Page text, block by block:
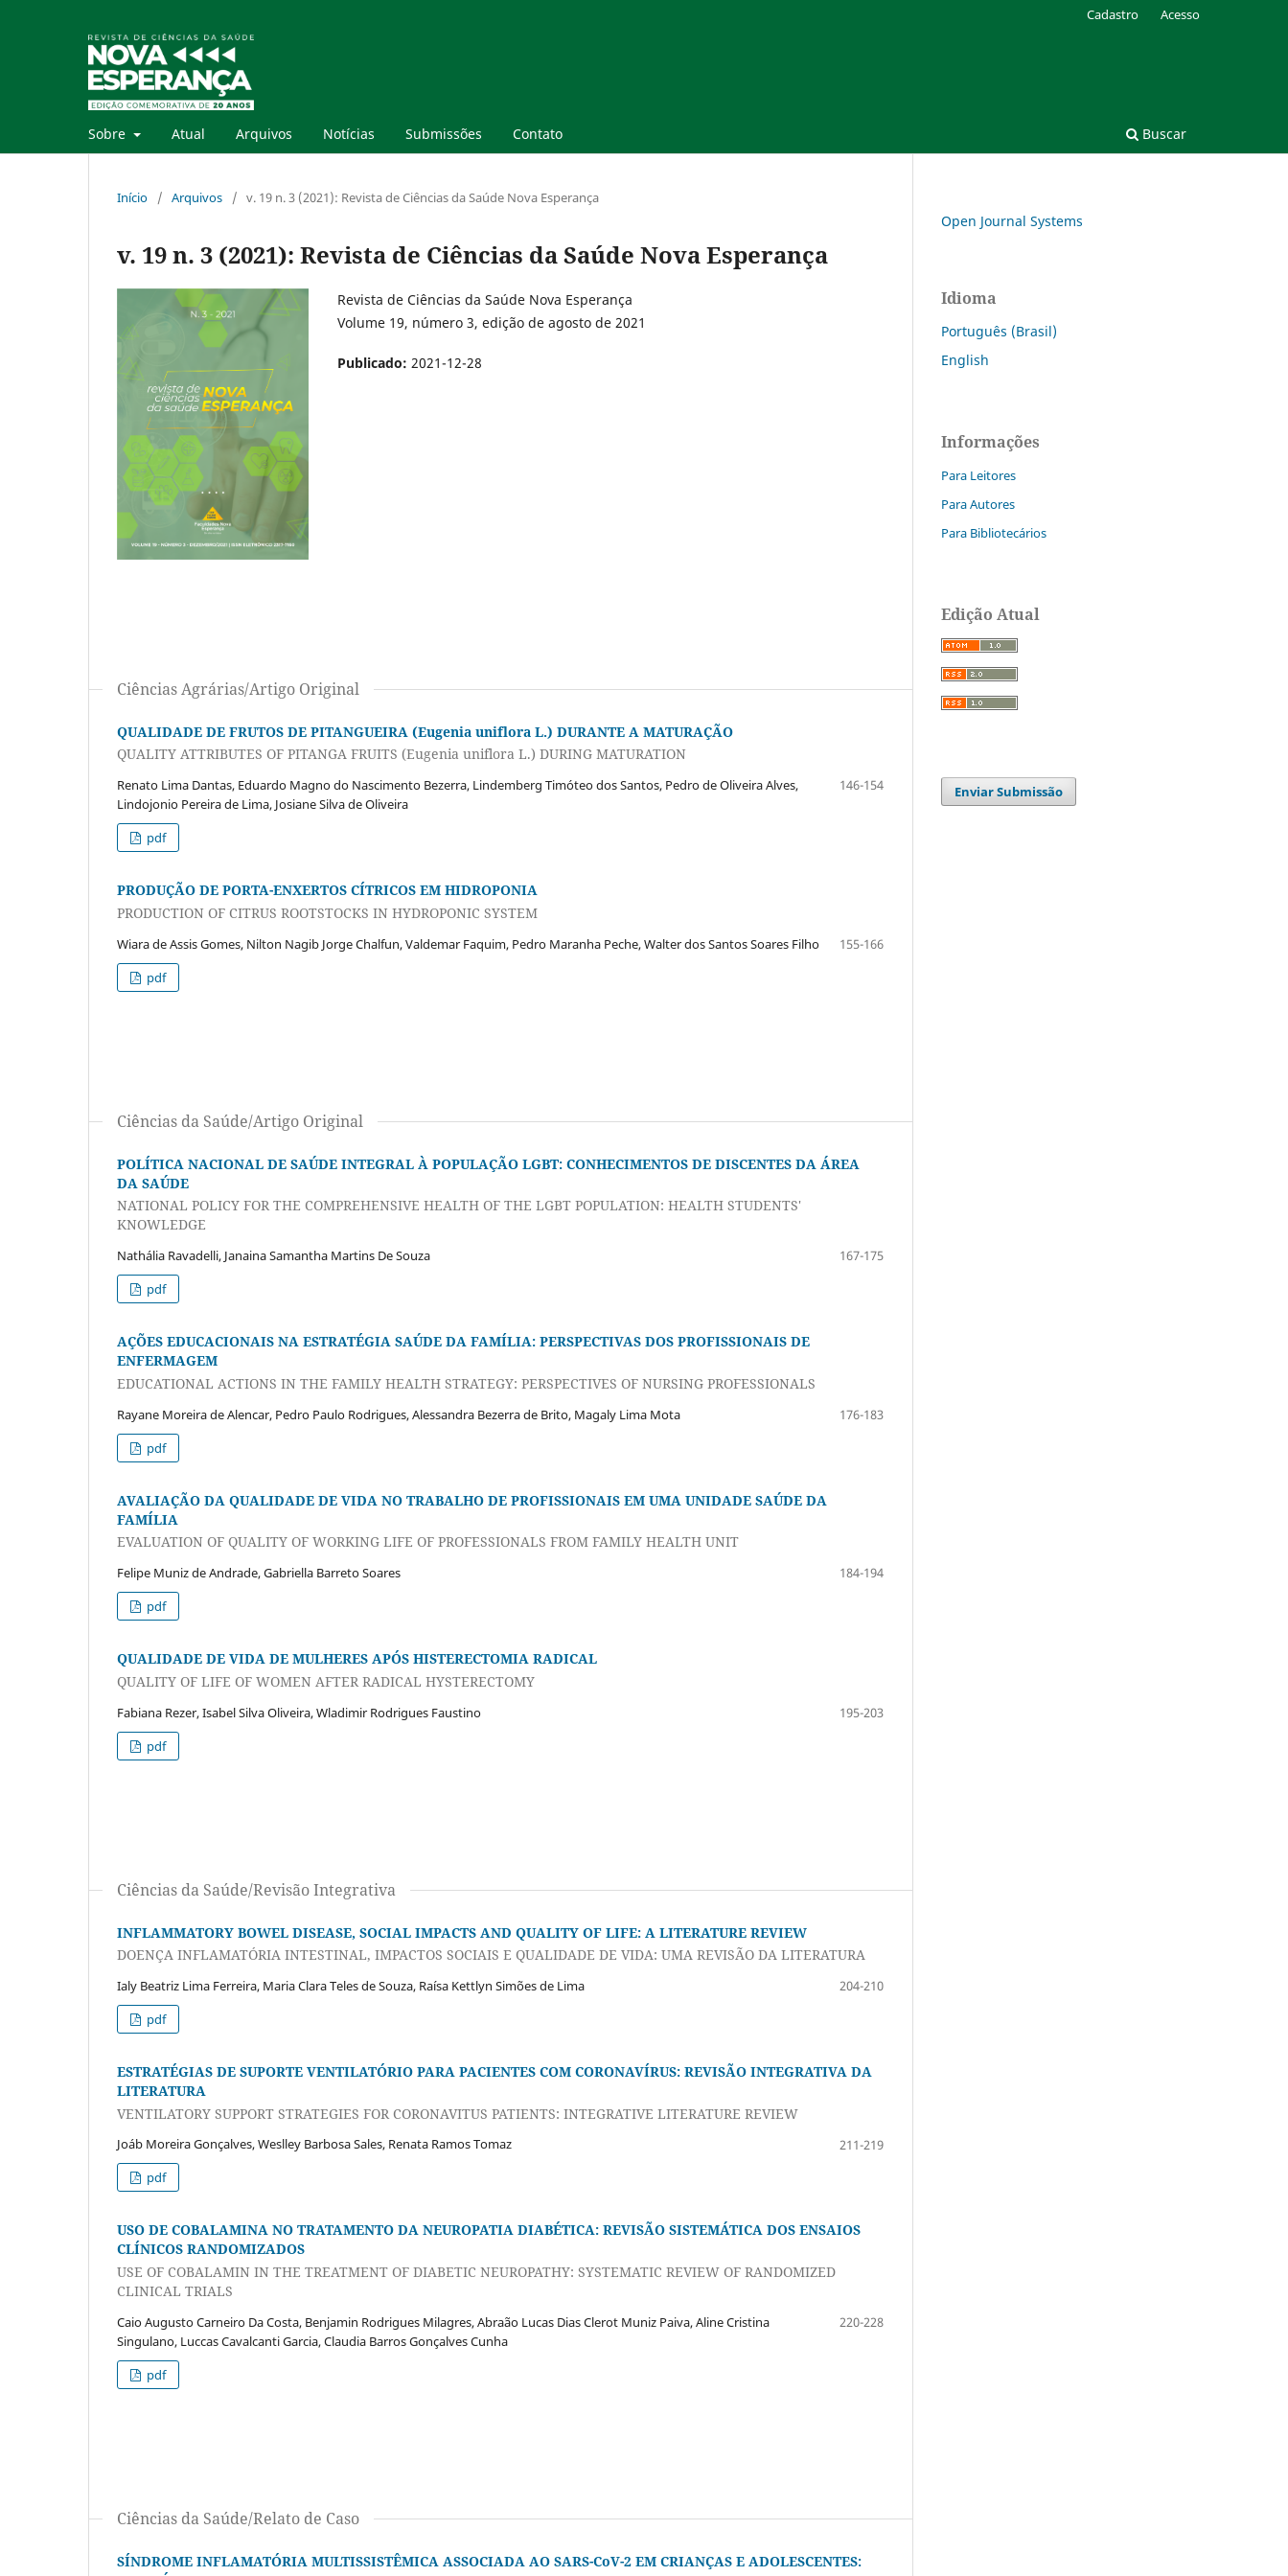
Sobre Atual Arquivos Notícias Submissões Contato Buscar
Cadastro Acesso
Início / Arquivos / v. 19 n. 3 (2021): Revista de Ciências da Saúde Nova Esperança
v. 19 n. 3 (2021): Revista de Ciências da Saúde Nova Esperança
Revista de Ciências da Saúde Nova Esperança
Volume 19, número 3, edição de agosto de 2021
Publicado: 2021-12-28
Ciências Agrárias/Artigo Original
QUALIDADE DE FRUTOS DE PITANGUEIRA (Eugenia uniflora L.) DURANTE A MATURAÇÃO
QUALITY ATTRIBUTES OF PITANGA FRUITS (Eugenia uniflora L.) DURING MATURATION
Renato Lima Dantas, Eduardo Magno do Nascimento Bezerra, Lindemberg Timóteo dos Santos, Pedro de Oliveira Alves,
Lindojonio Pereira de Lima, Josiane Silva de Oliveira
146-154
pdf
PRODUÇÃO DE PORTA-ENXERTOS CÍTRICOS EM HIDROPONIA
PRODUCTION OF CITRUS ROOTSTOCKS IN HYDROPONIC SYSTEM
Wiara de Assis Gomes, Nilton Nagib Jorge Chalfun, Valdemar Faquim, Pedro Maranha Peche, Walter dos Santos Soares Filho
155-166
pdf
Ciências da Saúde/Artigo Original
POLÍTICA NACIONAL DE SAÚDE INTEGRAL À POPULAÇÃO LGBT: CONHECIMENTOS DE DISCENTES DA ÁREA
DA SAÚDE
NATIONAL POLICY FOR THE COMPREHENSIVE HEALTH OF THE LGBT POPULATION: HEALTH STUDENTS'
KNOWLEDGE
Nathália Ravadelli, Janaina Samantha Martins De Souza
167-175
pdf
AÇÕES EDUCACIONAIS NA ESTRATÉGIA SAÚDE DA FAMÍLIA: PERSPECTIVAS DOS PROFISSIONAIS DE
ENFERMAGEM
EDUCATIONAL ACTIONS IN THE FAMILY HEALTH STRATEGY: PERSPECTIVES OF NURSING PROFESSIONALS
Rayane Moreira de Alencar, Pedro Paulo Rodrigues, Alessandra Bezerra de Brito, Magaly Lima Mota
176-183
pdf
AVALIAÇÃO DA QUALIDADE DE VIDA NO TRABALHO DE PROFISSIONAIS EM UMA UNIDADE SAÚDE DA
FAMÍLIA
EVALUATION OF QUALITY OF WORKING LIFE OF PROFESSIONALS FROM FAMILY HEALTH UNIT
Felipe Muniz de Andrade, Gabriella Barreto Soares
184-194
pdf
QUALIDADE DE VIDA DE MULHERES APÓS HISTERECTOMIA RADICAL
QUALITY OF LIFE OF WOMEN AFTER RADICAL HYSTERECTOMY
Fabiana Rezer, Isabel Silva Oliveira, Wladimir Rodrigues Faustino
195-203
pdf
Ciências da Saúde/Revisão Integrativa
INFLAMMATORY BOWEL DISEASE, SOCIAL IMPACTS AND QUALITY OF LIFE: A LITERATURE REVIEW
DOENÇA INFLAMATÓRIA INTESTINAL, IMPACTOS SOCIAIS E QUALIDADE DE VIDA: UMA REVISÃO DA LITERATURA
Ialy Beatriz Lima Ferreira, Maria Clara Teles de Souza, Raísa Kettlyn Simões de Lima
204-210
pdf
ESTRATÉGIAS DE SUPORTE VENTILATÓRIO PARA PACIENTES COM CORONAVÍRUS: REVISÃO INTEGRATIVA DA
LITERATURA
VENTILATORY SUPPORT STRATEGIES FOR CORONAVITUS PATIENTS: INTEGRATIVE LITERATURE REVIEW
Joáb Moreira Gonçalves, Weslley Barbosa Sales, Renata Ramos Tomaz
211-219
pdf
USO DE COBALAMINA NO TRATAMENTO DA NEUROPATIA DIABÉTICA: REVISÃO SISTEMÁTICA DOS ENSAIOS
CLÍNICOS RANDOMIZADOS
USE OF COBALAMIN IN THE TREATMENT OF DIABETIC NEUROPATHY: SYSTEMATIC REVIEW OF RANDOMIZED
CLINICAL TRIALS
Caio Augusto Carneiro Da Costa, Benjamin Rodrigues Milagres, Abraão Lucas Dias Clerot Muniz Paiva, Aline Cristina
Singulano, Luccas Cavalcanti Garcia, Claudia Barros Gonçalves Cunha
220-228
pdf
Ciências da Saúde/Relato de Caso
SÍNDROME INFLAMATÓRIA MULTISSISTÊMICA ASSOCIADA AO SARS-CoV-2 EM CRIANÇAS E ADOLESCENTES:
Open Journal Systems
Idioma
Português (Brasil)
English
Informações
Para Leitores
Para Autores
Para Bibliotecários
Edição Atual
Enviar Submissão